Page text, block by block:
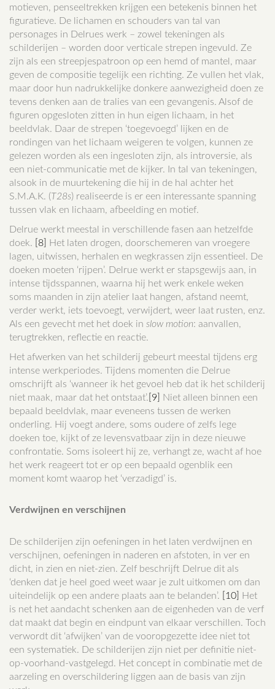
motieven, penseeltrekken krijgen een betekenis binnen het
figuratieve. De lichamen en schouders van tal van
personages in Delrues werk – zowel tekeningen als
schilderijen – worden door verticale strepen ingevuld. Ze
zijn als een streepjespatroon op een hemd of mantel, maar
geven de compositie tegelijk een richting. Ze vullen het vlak,
maar door hun nadrukkelijke donkere aanwezigheid doen ze
tevens denken aan de tralies van een gevangenis. Alsof de
figuren opgesloten zitten in hun eigen lichaam, in het
beeldvlak. Daar de strepen ‘toegevoegd’ lijken en de
rondingen van het lichaam weigeren te volgen, kunnen ze
gelezen worden als een ingesloten zijn, als introversie, als
een niet-communicatie met de kijker. In tal van tekeningen,
alsook in de muurtekening die hij in de hal achter het
S.M.A.K. (T28s) realiseerde is er een interessante spanning
tussen vlak en lichaam, afbeelding en motief.
Delrue werkt meestal in verschillende fasen aan hetzelfde
doek.
[8]
Het laten drogen, doorschemeren van vroegere
lagen, uitwissen, herhalen en wegkrassen zijn essentieel. De
doeken moeten ‘rijpen’. Delrue werkt er stapsgewijs aan, in
intense tijdsspannen, waarna hij het werk enkele weken
soms maanden in zijn atelier laat hangen, afstand neemt,
verder werkt, iets toevoegt, verwijdert, weer laat rusten, enz.
Als een gevecht met het doek in slow motion: aanvallen,
terugtrekken, reflectie en reactie.
Het afwerken van het schilderij gebeurt meestal tijdens erg
intense werkperiodes. Tijdens momenten die Delrue
omschrijft als ‘wanneer ik het gevoel heb dat ik het schilderij
niet maak, maar dat het ontstaat’. [9]
Niet alleen binnen een
bepaald beeldvlak, maar eveneens tussen de werken
onderling. Hij voegt andere, soms oudere of zelfs lege
doeken toe, kijkt of ze levensvatbaar zijn in deze nieuwe
confrontatie. Soms isoleert hij ze, verhangt ze, wacht af hoe
het werk reageert tot er op een bepaald ogenblik een
moment komt waarop het ‘verzadigd’ is.
Verdwijnen en verschijnen
De schilderijen zijn oefeningen in het laten verdwijnen en
verschijnen, oefeningen in naderen en afstoten, in ver en
dicht, in zien en niet-zien. Zelf beschrijft Delrue dit als
‘denken dat je heel goed weet waar je zult uitkomen om dan
uiteindelijk op een andere plaats aan te belanden’.
[10]
Het
is net het aandacht schenken aan de eigenheden van de verf
dat maakt dat begin en eindpunt van elkaar verschillen. Toch
verwordt dit ‘afwijken’ van de vooropgezette idee niet tot
een systematiek. De schilderijen zijn niet per definitie niet-
op-voorhand-vastgelegd. Het concept in combinatie met de
aarzeling en overschildering liggen aan de basis van zijn